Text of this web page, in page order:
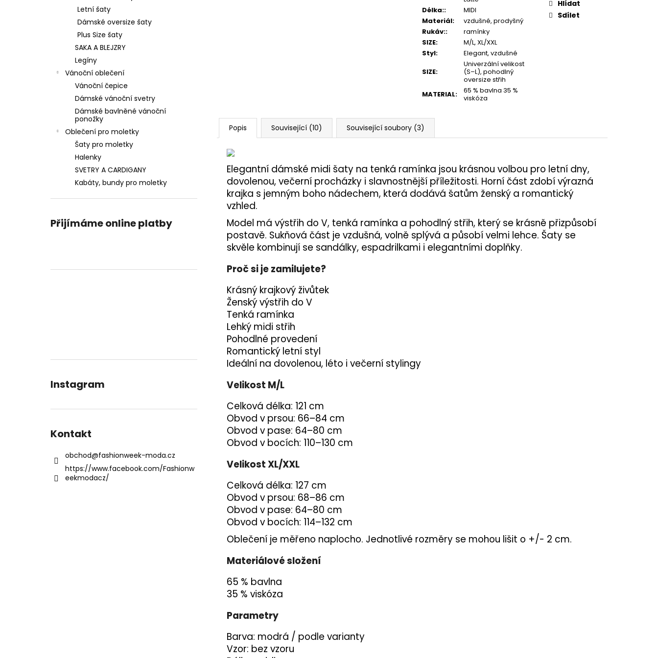
Letní šaty
Dámské oversize šaty
Plus Size šaty
SAKA A BLEJZRY
Legíny
Vánoční oblečení
Vánoční čepice
Dámské vánoční svetry
Dámské bavlněné vánoční
ponožky
Oblečení pro moletky
Šaty pro moletky
Halenky
SVETRY A CARDIGANY
Kabáty, bundy pro moletky
Přijímáme online platby
Instagram
Kontakt
obchod@fashionweek-moda.cz
https://www.facebook.com/Fashionw
eekmodacz/
Délka::
MIDI
Materiál:
vzdušné, prodyšný
Rukáv::
ramínky
SIZE:
M/L, XL/XXL
Styl:
Elegant, vzdušné
SIZE:
Univerzální velikost
(S–L), pohodlný
oversize střih
MATERIAL:
65 % bavlna 35 %
viskóza
Hlídat
Sdílet
Popis Související (10) Související soubory (3)
Elegantní dámské midi šaty na tenká ramínka jsou krásnou volbou pro letní dny,
dovolenou, večerní procházky i slavnostnější příležitosti. Horní část zdobí výrazná
krajka s jemným boho nádechem, která dodává šatům ženský a romantický
vzhled.
Model má výstřih do V, tenká ramínka a pohodlný střih, který se krásně přizpůsobí
postavě. Sukňová část je vzdušná, volně splývá a působí velmi lehce. Šaty se
skvěle kombinují se sandálky, espadrilkami i elegantními doplňky.
Proč si je zamilujete?
Krásný krajkový živůtek
Ženský výstřih do V
Tenká ramínka
Lehký midi střih
Pohodlné provedení
Romantický letní styl
Ideální na dovolenou, léto i večerní stylingy
Velikost M/L
Celková délka: 121 cm
Obvod v prsou: 66–84 cm
Obvod v pase: 64–80 cm
Obvod v bocích: 110–130 cm
Velikost XL/XXL
Celková délka: 127 cm
Obvod v prsou: 68–86 cm
Obvod v pase: 64–80 cm
Obvod v bocích: 114–132 cm
Oblečení je měřeno naplocho. Jednotlivé rozměry se mohou lišit o +/- 2 cm.
Materiálové složení
65 % bavlna
35 % viskóza
Parametry
Barva: modrá / podle varianty
Vzor: bez vzoru